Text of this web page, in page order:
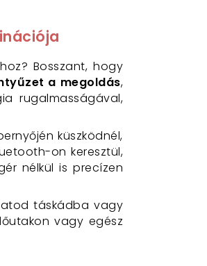
Bosszant, hogy
a megoldás,
rugalmasságával,
küszködnél,
on keresztül,
nélkül is precízen
táskádba vagy
vagy egész